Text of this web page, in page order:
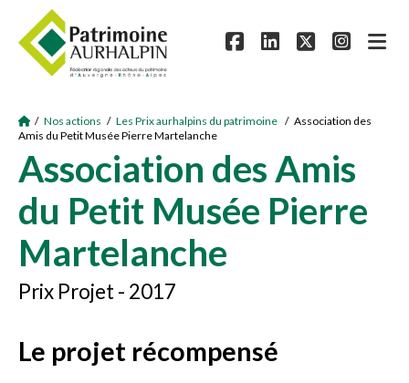
/ Nos actions / Les Prix aurhalpins du patrimoine / Association des
Amis du Petit Musée Pierre Martelanche
Association des Amis
du Petit Musée Pierre
Martelanche
Prix Projet - 2017
Le projet récompensé